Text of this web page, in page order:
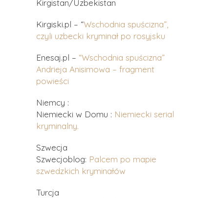
Kirgistan/Uzbekistan
Kirgiski.pl – “Wschodnia spuścizna”,
czyli uzbecki kryminał po rosyjsku
Enesaj.pl – “Wschodnia spuścizna”
Andrieja Anisimowa – fragment
powieści
Niemcy :
Niemiecki w Domu : Niemiecki serial
kryminalny.
Szwecja
Szwecjoblog: Palcem po mapie
szwedzkich kryminałów
Turcja